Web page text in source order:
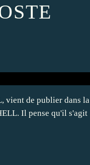
vient de publier dans la
Il pense qu'il s'agit